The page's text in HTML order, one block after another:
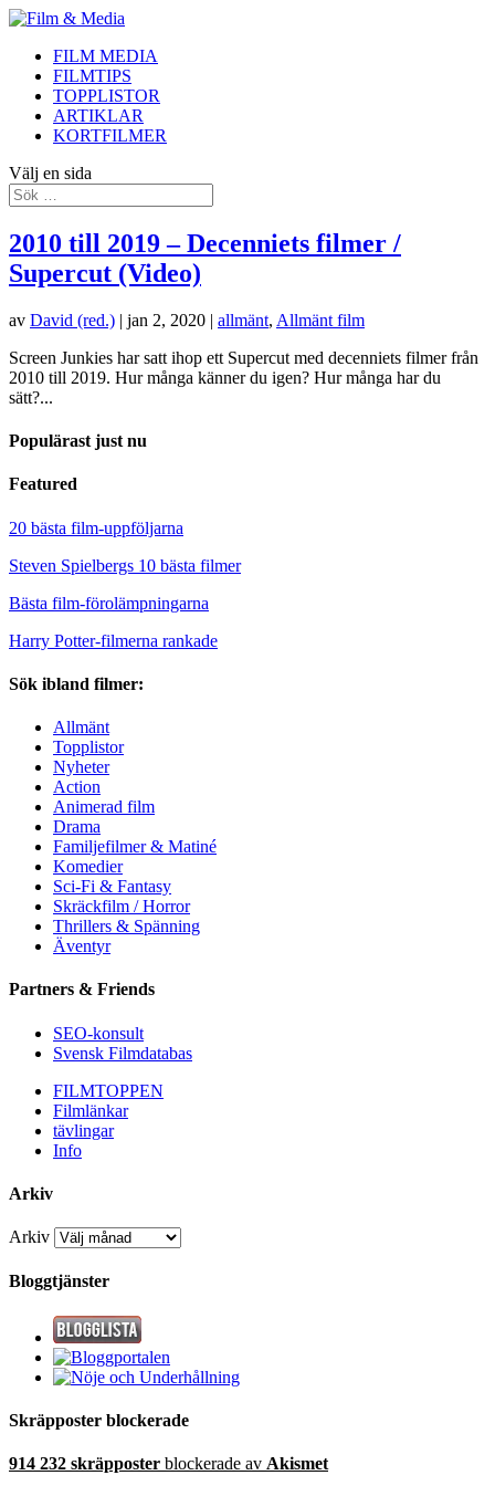
FILM MEDIA
FILMTIPS
TOPPLISTOR
ARTIKLAR
KORTFILMER
Välj en sida
2010 till 2019 – Decenniets filmer /
Supercut (Video)
av David (red.) | jan 2, 2020 | allmänt, Allmänt film
Screen Junkies har satt ihop ett Supercut med decenniets filmer från
2010 till 2019. Hur många känner du igen? Hur många har du
sätt?...
Populärast just nu
Featured
20 bästa film-uppföljarna
Steven Spielbergs 10 bästa filmer
Bästa film-förolämpningarna
Harry Potter-filmerna rankade
Sök ibland filmer:
Allmänt
Topplistor
Nyheter
Action
Animerad film
Drama
Familjefilmer & Matiné
Komedier
Sci-Fi & Fantasy
Skräckfilm / Horror
Thrillers & Spänning
Äventyr
Partners & Friends
SEO-konsult
Svensk Filmdatabas
FILMTOPPEN
Filmlänkar
tävlingar
Info
Arkiv
Arkiv
Bloggtjänster
Skräpposter blockerade
914 232 skräpposter blockerade av Akismet